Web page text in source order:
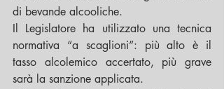
di bevande alcooliche.
Il Legislatore ha utilizzato una tecnica
normativa “a scaglioni”: più alto è il
tasso alcolemico accertato, più grave
sarà la sanzione applicata.